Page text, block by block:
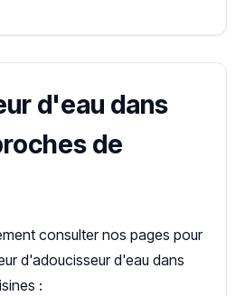
d'eau dans
de
consulter nos pages pour
d'adoucisseur d'eau dans
: